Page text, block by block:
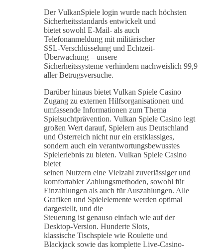
Der VulkanSpiele login wurde nach höchsten
Sicherheitsstandards entwickelt und
bietet sowohl E-Mail- als auch
Telefonanmeldung mit militärischer
SSL-Verschlüsselung und Echtzeit-
Überwachung – unsere
Sicherheitssysteme verhindern nachweislich 99,9
aller Betrugsversuche.
Darüber hinaus bietet Vulkan Spiele Casino
Zugang zu externen Hilfsorganisationen und
umfassende Informationen zum Thema
Spielsuchtprävention. Vulkan Spiele Casino legt
großen Wert darauf, Spielern aus Deutschland
und Österreich nicht nur ein erstklassiges,
sondern auch ein verantwortungsbewusstes
Spielerlebnis zu bieten. Vulkan Spiele Casino
bietet
seinen Nutzern eine Vielzahl zuverlässiger und
komfortabler Zahlungsmethoden, sowohl für
Einzahlungen als auch für Auszahlungen. Alle
Grafiken und Spielelemente werden optimal
dargestellt, und die
Steuerung ist genauso einfach wie auf der
Desktop-Version. Hunderte Slots,
klassische Tischspiele wie Roulette und
Blackjack sowie das komplette Live-Casino-